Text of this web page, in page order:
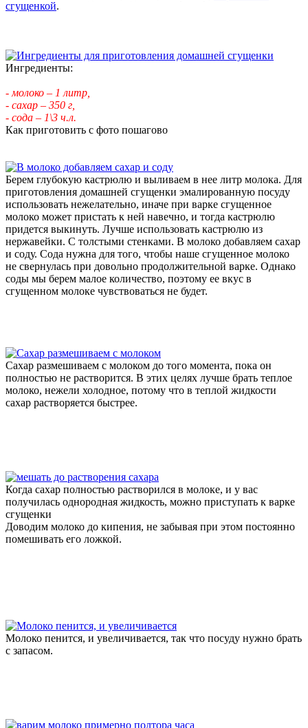
сгущенкой.
Ингредиенты:
- молоко – 1 литр,
- сахар – 350 г,
- сода – 1\3 ч.л.
Как приготовить с фото пошагово
Берем глубокую кастрюлю и выливаем в нее литр молока. Для
приготовления домашней сгущенки эмалированную посуду
использовать нежелательно, иначе при варке сгущенное
молоко может пристать к ней навечно, и тогда кастрюлю
придется выкинуть. Лучше использовать кастрюлю из
нержавейки. С толстыми стенками. В молоко добавляем сахар
и соду. Сода нужна для того, чтобы наше сгущенное молоко
не свернулась при довольно продолжительной варке. Однако
соды мы берем малое количество, поэтому ее вкус в
сгущенном молоке чувствоваться не будет.
Сахар размешиваем с молоком до того момента, пока он
полностью не растворится. В этих целях лучше брать теплое
молоко, нежели холодное, потому что в теплой жидкости
сахар растворяется быстрее.
Когда сахар полностью растворился в молоке, и у вас
получилась однородная жидкость, можно приступать к варке
сгущенки
Доводим молоко до кипения, не забывая при этом постоянно
помешивать его ложкой.
Молоко пенится, и увеличивается, так что посуду нужно брать
с запасом.